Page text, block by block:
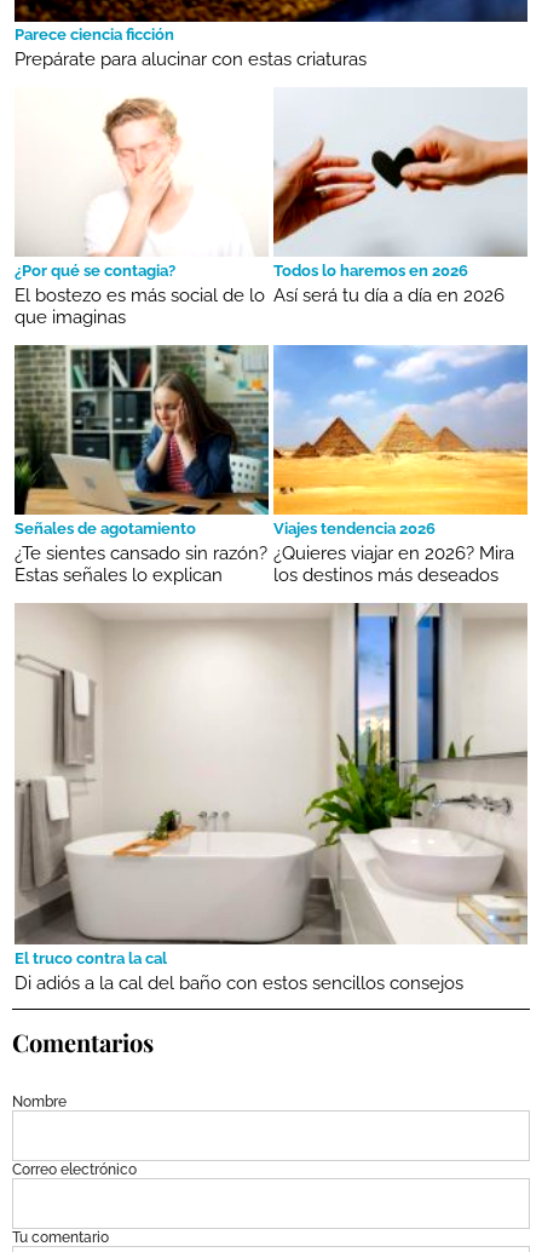
Parece ciencia ficción
Prepárate para alucinar con estas criaturas
¿Por qué se contagia?
El bostezo es más social de lo
que imaginas
Todos lo haremos en 2026
Así será tu día a día en 2026
Señales de agotamiento
¿Te sientes cansado sin razón?
Estas señales lo explican
Viajes tendencia 2026
¿Quieres viajar en 2026? Mira
los destinos más deseados
El truco contra la cal
Di adiós a la cal del baño con estos sencillos consejos
Comentarios
Nombre
Correo electrónico
Tu comentario